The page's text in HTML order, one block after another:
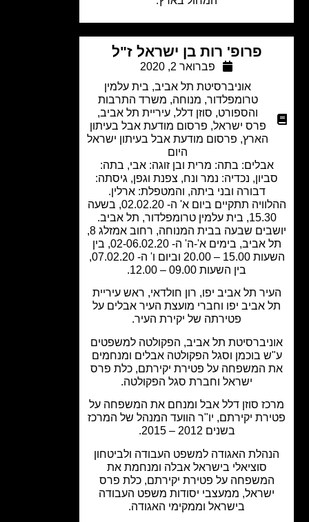
פרופ' רות בן ישראל ז"ל
פברואר 2, 2020
אוניברסיטת תל אביב,בית עלמין
טרומפלדור,מנוחה, משרד התרבות
והספורט,סוזן דלל ,עיריית תל אביב,
פרס ישראל, פרסום מודעת אבל בעיתון
פרסום מודעת אבל בעיתון ישראל
אבלים: בתה: מרית ובן זוגה: אבי, בתה:
נכדיה: נמר ונח, צפנת וגפן, גיסתה:
דבורה ובני ביתה, והמטפלת: ארלין.
ההלוויה תתקיים ביום א' ה- 02.02.20, בשעה
יושבים שבעה בבית המנוחה, רחוב אמזלג 8,
תל אביב, בימים א'-ה' ה- 02-06.02.20, בין
השעות 15.00 – 20.00 וביום ו' ה- 07.02.20,
בין השעות 09.00 – 12.00.​
תל אביב יפו, רון חולדאי, ראש עיריית
אביב יפו וחברי מועצת העיר אבלים על
פטירתה של יקירת העיר.
תל אביב, הפקולטה למשפטים
בוכמן וסגל הפקולטה אבלים ומנחמים
המשפחה על פטירת יקירתם, כלת פרס
ישראל וחברת סגל הפקולטה.
סוזן דלל אבל ומנחם את המשפחה על
יקירתם, יו"ר הוועד המנהל של המרכז
האגודה למשפט העבודה ולביטחון
סוציאלי בישראל אבלה ומנחמת את
על פטירת יקירתם, כלת פרס
ממעצבי יסודות משפט העבודה
בישראל וממקימי האגודה.